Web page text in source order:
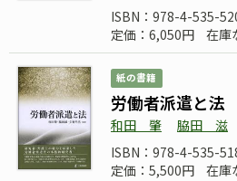
ISBN：978-4-535-
定価：6,050円
在庫
紙の書籍
労働者派遣と法
和田 肇 脇田 滋
ISBN：978-4-535-
定価：5,500円
在庫